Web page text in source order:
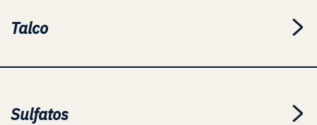
Talco
Sulfatos